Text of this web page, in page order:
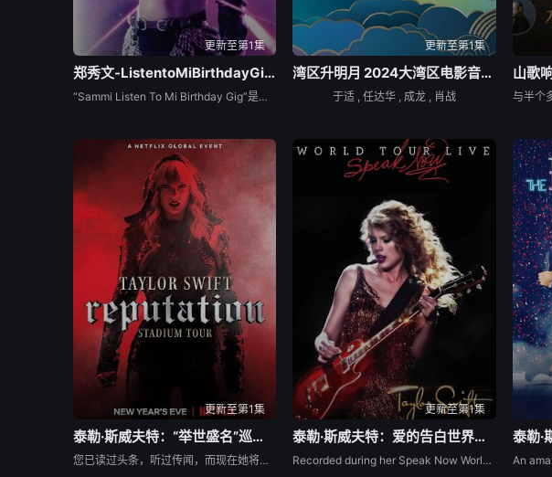
更新至第1集
郑秀文-ListentoMiBirthdayGig演唱会
“Sammi Listen To Mi Birthday Gig”是郑秀文第二次为歌迷会举办的迷你音乐会，仅于2021年8月18日在香港九龙湾国际展贸中心汇星Star Hall举行一场[1]，演出时间约125分钟。迷你专辑《Listen To Mi》亦配合音乐会于2021年8月18日发行。是次音乐会歌单囊括部分遗珠歌曲如《隔着玻璃》、《忘记巴黎》，首度演唱作品如《爱》、《万物有时》及脍炙人口金曲《终身美丽》等，与歌迷回顾历年来的音乐之路。 数位、蓝光版本 曲序 曲目 1. 我们的主题?br/&gt; 2. 萤 3. 隔着玻璃 4. 忘记巴黎 5. 爱上一个 6. 调情 7. 如果你有?br/&gt; 8. 新造的人（feat.SHIMICA） 9. 哭泣游戏 10. 上一次流?br/&gt; 11. 爱（国） 12. Happy Birthday To Mi 13. 独家试唱 14. 不要...
更新至第1集
湾区升明月 2024大湾区电影音乐晚会
于适 , 任达华 , 成龙 , 肖战
更新至第1集
泰勒·斯威夫特：“举世盛名”巡回演唱会
您已读过头条，听过传闻，而现在她将用红唇唱出真相。泰勒·斯威夫特将赠予全世界观众近距离观赏“泰勒·斯威夫特的名誉体育场巡回演唱会”在美国最后一场表演的机会，该巡回演唱会是美国历史以来销售额最高的巡演，现在仅在 Netflix 上放映！这部传奇的演唱会电影将展示火焰特技、烟花、数个场景以及 63 英尺的眼镜蛇卡林。《泰勒·斯威夫特的名誉体育场巡回演唱会》将从 12 月 31 日起在 Netflix 上面向全球上线，您可以随处观看这场销售一空并囊括 6 万人的表演——无论是在家庭聚会上，东区的酒吧里，还是在沙发上和猫一起看。无论如何，这都将是一个最佳的新年夜计划。你准备好了吗？
更新至第1集
泰勒·斯威夫特：爱的告白世界巡回演唱会
Recorded during her Speak Now World Tour in 2011, this live recording collects 16 performances from the country-pop starlet, including all 14 songs from her 2010 studio outing Speak Now, as well as covers of Train&#39;s &quot;Drops of Jupiter&quot; and Kim Carnes&#39; &quot;Bette Davis Eyes.&quot; The DVD/Blu-ray disc that accompanies some editions of World Tour Live: Speak Now features 18 performances, a...